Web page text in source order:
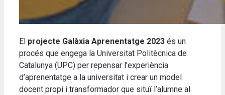
El projecte Galàxia Aprenentatge 2023 és un
procés que engega la Universitat Politècnica de
Catalunya (UPC) per repensar l’experiència
d’aprenentatge a la universitat i crear un model
docent propi i transformador que situï l’alumne al